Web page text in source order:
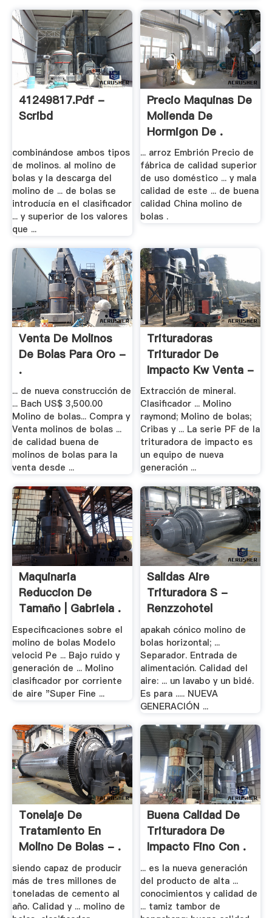
41249817.pdf -
Scribd
combinándose ambos tipos
de molinos. al molino de
bolas y la descarga del
molino de ... de bolas se
introducía en el clasificador
... y superior de los valores
que ...
Precio Maquinas De
Molienda De
Hormigon De .
... arroz Embrión Precio de
fábrica de calidad superior
de uso doméstico ... y mala
calidad de este ... de buena
calidad China molino de
bolas .
Venta De Molinos
De Bolas Para Oro -
.
... de nueva construcción de
... Bach US$ 3,500.00
Molino de bolas... Compra y
Venta molinos de bolas ...
de calidad buena de
molinos de bolas para la
venta desde ...
Trituradoras
Triturador De
Impacto Kw Venta -
.
Extracción de mineral.
Clasificador ... Molino
raymond; Molino de bolas;
Cribas y ... La serie PF de la
trituradora de impacto es
un equipo de nueva
generación ...
Maquinaria
Reduccion De
Tamaño | Gabriela .
Especificaciones sobre el
molino de bolas Modelo
velocid Pe ... Bajo ruido y
generación de ... Molino
clasificador por corriente
de aire "Super Fine ...
Salidas Aire
Trituradora S -
Renzzohotel
apakah cónico molino de
bolas horizontal; ...
Separador. Entrada de
alimentación. Calidad del
aire: ... un lavabo y un bidé.
Es para ..... NUEVA
GENERACIÓN ...
Tonelaje De
Tratamiento En
Molino De Bolas - .
siendo capaz de producir
más de tres millones de
toneladas de cemento al
año. Calidad y ... molino de
Buena Calidad De
Trituradora De
Impacto Fino Con .
... es la nueva generación
del producto de alta ...
conocimientos y calidad de
... tamiz tambor de